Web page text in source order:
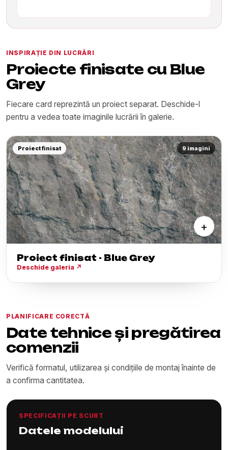
INSPIRAȚIE DIN LUCRĂRI
Proiecte finisate cu Blue
Grey
Fiecare card reprezintă un proiect separat. Deschide-l
pentru a vedea toate imaginile lucrării în galerie.
Proiect finisat 9 imagini
+
Proiect finisat - Blue Grey
Deschide galeria ↗
PLANIFICARE CORECTĂ
Date tehnice și pregătirea
comenzii
Verifică formatul, utilizarea și condițiile de montaj înainte de
a confirma cantitatea.
SPECIFICAȚII PE SCURT
Datele modelului